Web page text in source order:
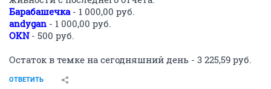
киски с удовольствием грызут сушку
Если кто-то захочет помочь кискам на корм, они
будут очень благодарны
ОТВЕТИТЬ